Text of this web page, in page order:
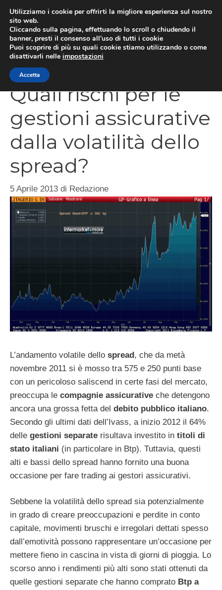
contenuto
Quali rischi per le
gestioni assicurative
dalla volatilità dello
spread?
5 Aprile 2013 di Redazione
L’andamento volatile dello spread, che da metà
novembre 2011 si è mosso tra 575 e 250 punti base
con un pericoloso saliscend in certe fasi del mercato,
preoccupa le compagnie assicurative che detengono
ancora una grossa fetta del debito pubblico italiano.
Secondo gli ultimi dati dell’Ivass, a inizio 2012 il 64%
delle gestioni separate risultava investito in titoli di
stato italiani (in particolare in Btp). Tuttavia, questi
alti e bassi dello spread hanno fornito una buona
occasione per fare trading ai gestori assicurativi.
Sebbene la volatilità dello spread sia potenzialmente
in grado di creare preoccupazioni e perdite in conto
capitale, movimenti bruschi e irregolari dettati spesso
dall’emotività possono rappresentare un’occasione per
mettere fieno in cascina in vista di giorni di pioggia. Lo
scorso anno i rendimenti più alti sono stati ottenuti da
quelle gestioni separate che hanno comprato Btp a
Utilizziamo i cookie per offrirti la migliore esperienza sul nostro
sito web.
Cliccando sulla pagina, effettuando lo scroll o chiudendo il
banner, presti il consenso all’uso di tutti i cookie
Puoi scoprire di più su quali cookie stiamo utilizzando o come
disattivarli nelle impostazioni
Accetta